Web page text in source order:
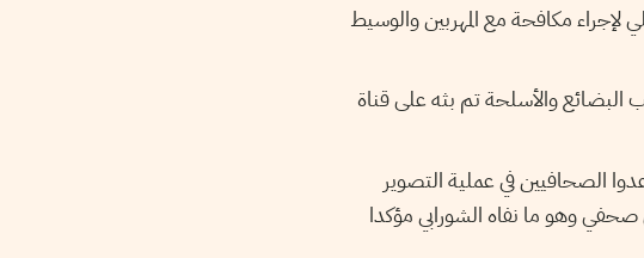
مكافحة مع المهربين والوسيط
والأسلحة تم بثه على قناة
الصحافيين في عملية التصوير
وهو ما نفاه الشورابي مؤكدا